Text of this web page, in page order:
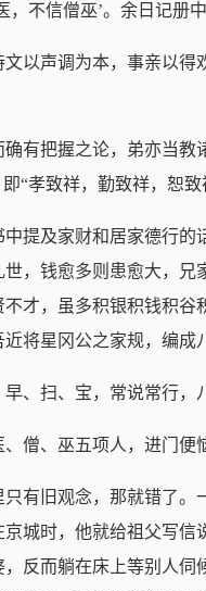
，不信僧巫’。余日记册
以声调为本，事亲以
确有把握之论，弟亦当
“孝致祥，勤致祥，恕
中提及家财和居家德行
，钱愈多则患愈大，
才，虽多积银积钱积
将星冈公之家规，编成
、扫、宝，常说常行，
僧、巫五项人，进门
有旧观念，那就错了
城时，他就给祖父写
反而躺在床上等别人